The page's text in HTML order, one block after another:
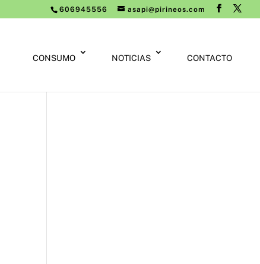
606945556 asapi@pirineos.com
CONSUMO NOTICIAS CONTACTO